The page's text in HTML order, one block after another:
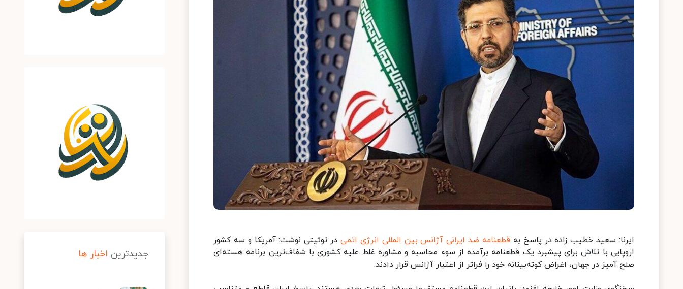
ایرنا: سعید خطیب زاده در پاسخ به قطعنامه ضد ایرانی آژانس بین المللی انرژی اتمی در توئیتی نوشت: آمریکا و سه کشور
اروپایی با تلاش برای پیشبرد یک قطعنامه برآمده از سوء محاسبه و مشاوره غلط علیه کشوری با شفاف‌ترین برنامه هسته‌ای
صلح آمیز در جهان، اغراض کوته‌بینانه خود را فراتر از اعتبار آژانس قرار دادند.
جدیدترین اخبار ها